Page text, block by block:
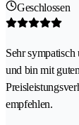
Geschlossen
Sehr
und bin mit
empfehlen.